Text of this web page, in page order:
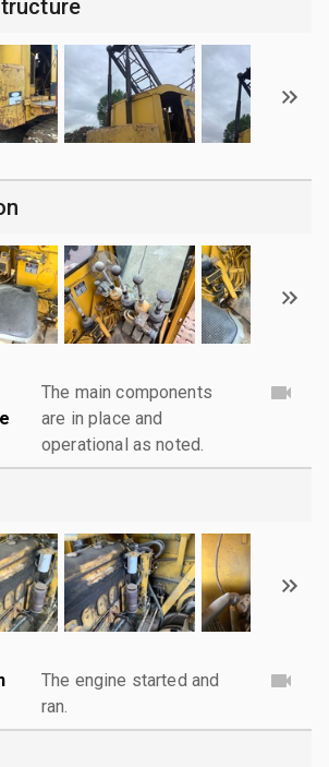
The main components
are in place and
operational as noted.
The engine started and
ran.